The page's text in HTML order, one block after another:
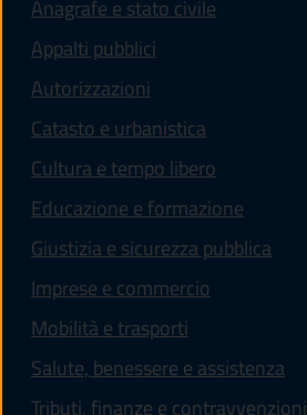
Anagrafe e stato civile
Appalti pubblici
Autorizzazioni
Catasto e urbanistica
Cultura e tempo libero
Educazione e formazione
Giustizia e sicurezza pubblica
Imprese e commercio
Mobilità e trasporti
Salute, benessere e assistenza
Tributi, finanze e contravvenzioni